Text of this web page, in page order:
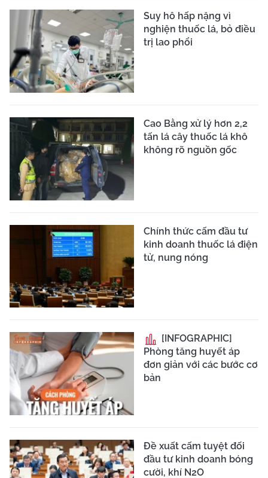
Suy hô hấp nặng vì
nghiện thuốc lá, bỏ điều
trị lao phổi
Cao Bằng xử lý hơn 2,2
tấn lá cây thuốc lá khô
không rõ nguồn gốc
Chính thức cấm đầu tư
kinh doanh thuốc lá điện
tử, nung nóng
[INFOGRAPHIC]
Phòng tăng huyết áp
đơn giản với các bước cơ
bản
Đề xuất cấm tuyệt đối
đầu tư kinh doanh bóng
cười, khí N2O